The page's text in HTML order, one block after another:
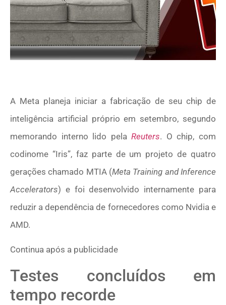
A Meta planeja iniciar a fabricação de seu chip de
inteligência artificial próprio em setembro, segundo
memorando interno lido pelaReuters. O chip, com
codinome “Iris”, faz parte de um projeto de quatro
gerações chamado MTIA (Meta Training and Inference
Accelerators) e foi desenvolvido internamente para
reduzir a dependência de fornecedores como Nvidia e
AMD.
Continua após a publicidade
Testes concluídos em
tempo recorde